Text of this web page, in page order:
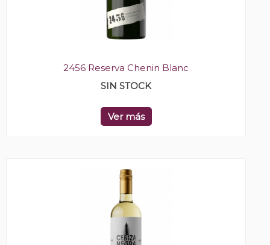
2456 Reserva Chenin Blanc
SIN STOCK
Ver más